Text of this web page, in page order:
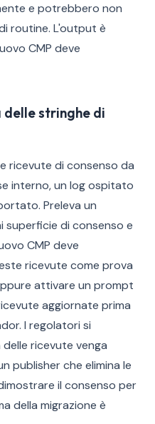
e potrebbero non
routine. L'output è
CMP deve
stringhe di
ricevute di consenso da
interno, un log ospitato
Preleva un
superficie di consenso e
CMP deve
ricevute come prova
attivare un prompt
aggiornate prima
I regolatori si
ricevute venga
publisher che elimina le
il consenso per
della migrazione è